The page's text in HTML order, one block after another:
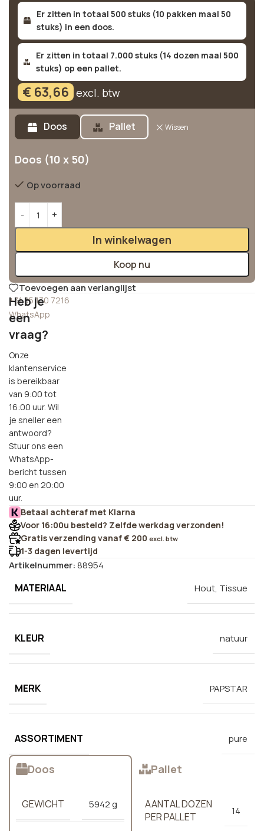
Er zitten in totaal 500 stuks (10 pakken maal 50
stuks) in een doos.
Er zitten in totaal 7.000 stuks (14 dozen maal 500
stuks) op een pallet.
€ 63,66 excl. btw
Doos Pallet Wissen
Doos (10 x 50)
Op voorraad
In winkelwagen
Koop nu
Alternative:
Toevoegen aan verlanglijst
+31 85 130 7216
WhatsApp
Heb je
een
vraag?
Onze
klantenservice
is bereikbaar
van 9:00 tot
16:00 uur. Wil
je sneller een
antwoord?
Stuur ons een
WhatsApp-
bericht tussen
9:00 en 20:00
uur.
Betaal achteraf met Klarna
Voor 16:00u besteld? Zelfde werkdag verzonden!
Gratis verzending vanaf € 200 excl. btw
1-3 dagen levertijd
Artikelnummer:88954
MATERIAAL Hout, Tissue
KLEUR natuur
MERK PAPSTAR
ASSORTIMENT pure
Doos
GEWICHT 5942 g
Pallet
AANTAL DOZEN
PER PALLET
14